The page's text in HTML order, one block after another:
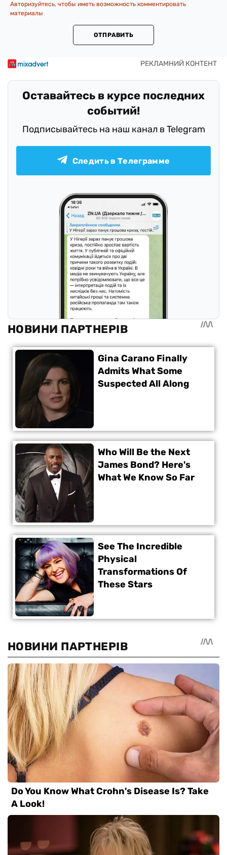
Авторизуйтесь, чтобы иметь возможность комментировать
материалы
ОТПРАВИТЬ
Оставайтесь в курсе последних
событий!
Подписывайтесь на наш канал в Telegram
Следить в Телеграмме